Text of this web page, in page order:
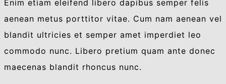
Enim etiam eleifend libero dapibus semper felis
aenean metus porttitor vitae. Cum nam aenean vel
blandit ultricies et semper amet imperdiet leo
commodo nunc. Libero pretium quam ante donec
maecenas blandit rhoncus nunc.